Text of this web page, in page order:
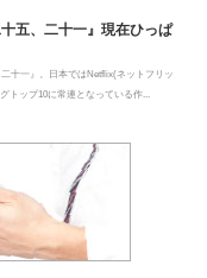
五、二十一』現在ひっぱ
十一』。日本ではNetflix(ネットフリッ
トップ10に常連となっている作...